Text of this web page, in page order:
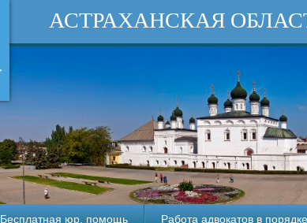
АСТРАХАНСКАЯ
Бесплатная юр. помощь Работа адвокатов в